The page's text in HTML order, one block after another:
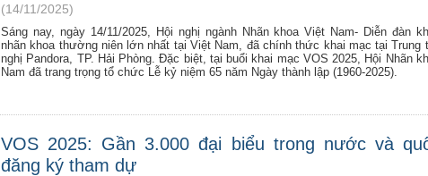
(14/11/2025)
Sáng nay, ngày 14/11/2025, Hội nghị ngành Nhãn khoa Việt Nam- Diễn đàn
nhãn khoa thường niên lớn nhất tại Việt Nam, đã chính thức khai mạc tại Trung
nghị Pandora, TP. Hải Phòng. Đặc biệt, tại buổi khai mạc VOS 2025, Hội Nhãn
Nam đã trang trọng tổ chức Lễ kỷ niệm 65 năm Ngày thành lập (1960-2025).
VOS 2025: Gần 3.000 đại biểu trong nước và
đăng ký tham dự